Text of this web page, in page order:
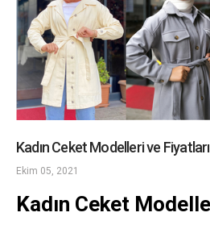
Kadın Ceket Modelleri ve Fiyatları
Ekim 05, 2021
Kadın Ceket